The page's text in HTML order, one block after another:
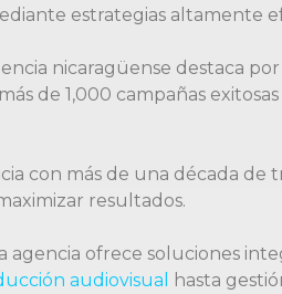
estrategias altamente
nicaragüense destaca
de 1,000 campañas
con más de una década de
resultados.
agencia ofrece soluciones
audiovisual
hasta